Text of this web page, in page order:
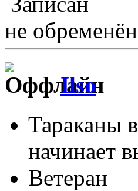
не
Ilso
Тараканы
начинает
Ветеран